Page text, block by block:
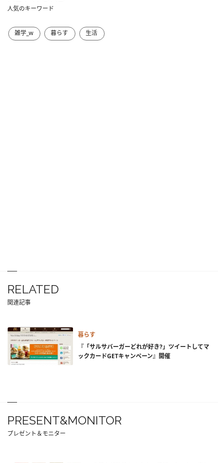
人気のキーワード
雑学_w 暮らす 生活
RELATED
関連記事
暮らす
『「サルサバーガーどれが好き?」ツイートしてマ
ックカードGETキャンペーン』開催
PRESENT&MONITOR
プレゼント＆モニター